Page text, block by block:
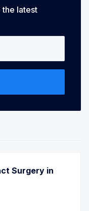
latest
Surgery in